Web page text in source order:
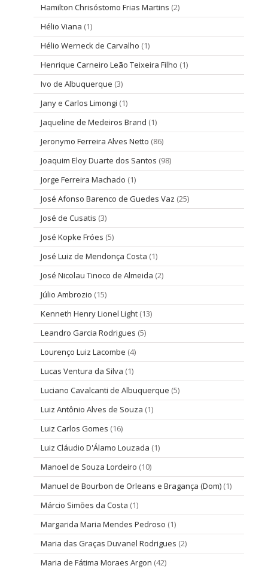
Hamilton Chrisóstomo Frias Martins (2)
Hélio Viana (1)
Hélio Werneck de Carvalho (1)
Henrique Carneiro Leão Teixeira Filho (1)
Ivo de Albuquerque (3)
Jany e Carlos Limongi (1)
Jaqueline de Medeiros Brand (1)
Jeronymo Ferreira Alves Netto (86)
Joaquim Eloy Duarte dos Santos (98)
Jorge Ferreira Machado (1)
José Afonso Barenco de Guedes Vaz (25)
José de Cusatis (3)
José Kopke Fróes (5)
José Luiz de Mendonça Costa (1)
José Nicolau Tinoco de Almeida (2)
Júlio Ambrozio (15)
Kenneth Henry Lionel Light (13)
Leandro Garcia Rodrigues (5)
Lourenço Luiz Lacombe (4)
Lucas Ventura da Silva (1)
Luciano Cavalcanti de Albuquerque (5)
Luiz Antônio Alves de Souza (1)
Luiz Carlos Gomes (16)
Luiz Cláudio D'Álamo Louzada (1)
Manoel de Souza Lordeiro (10)
Manuel de Bourbon de Orleans e Bragança (Dom) (1)
Márcio Simões da Costa (1)
Margarida Maria Mendes Pedroso (1)
Maria das Graças Duvanel Rodrigues (2)
Maria de Fátima Moraes Argon (42)